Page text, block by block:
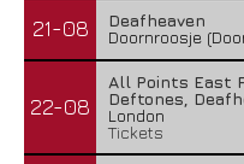
21-08
Deafheaven
Doornroosje
22-08
All Points East
Deftones,
London
Tickets